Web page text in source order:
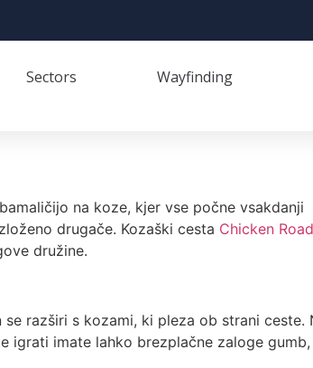
Sectors Wayfinding
na koze, kjer vse počne vsakdanji
drugače. Kozaški cesta Chicken Road
družine.
razširi s kozami, ki pleza ob strani ceste.
igrati imate lahko brezplačne zaloge